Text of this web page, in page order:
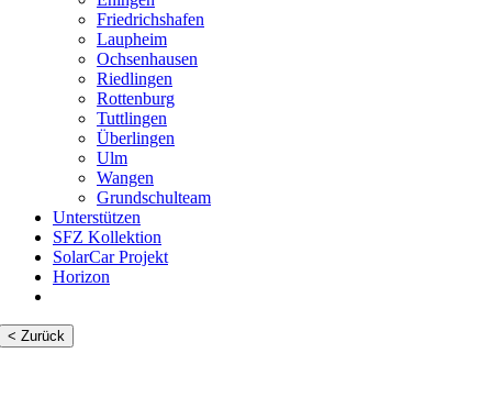
Friedrichshafen
Laupheim
Ochsenhausen
Riedlingen
Rottenburg
Tuttlingen
Überlingen
Ulm
Wangen
Grundschulteam
Unterstützen
SFZ Kollektion
SolarCar Projekt
Horizon
< Zurück